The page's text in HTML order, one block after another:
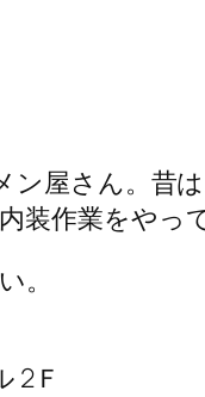
ン屋さん。昔
装作業をやっ
。
2Ｆ